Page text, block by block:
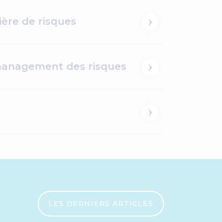
de risques
des risques
LES DERNIERS ARTICLES